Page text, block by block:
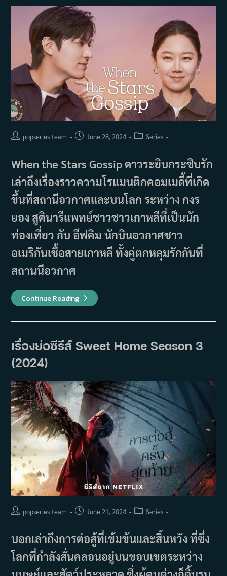
Postpopseries_team
PostJune 28, 2024
PostSeries
When the Stars Gossip ดาวระยิบกระซิบรัก
เล่าถึงเรื่องราวความโรแมนติกคอมเมดี้ที่เกิด
ขึ้นที่สถานีอวกาศและบนโลก ระหว่าง กงร
ยอง สูตินารีแพทย์ชาวชาวเกาหลีที่เป็นนัก
ท่องเที่ยว กับ อีฟคิม นักบินอวกาศชาว
อเมริกันเชื้อสายเกาหลี ทั้งคู่ตกหลุมรักกันที่
สถานนีอวกาศ
Continue Readingเรื่อง
ย่อ
รีส์
Stars
Gossip
(2025)
เรื่องย่อซีรีส์ Sweet Home Season 3
(2024)
Postpopseries_team
PostJune 21, 2024
PostSeries
บอกเล่าถึงการต่อสู้ที่เข้มข้นและสิ้นหวัง ที่ซึ่ง
โลกที่กำลังสั่นคลอนอยู่บนขอบเขตระหว่าง